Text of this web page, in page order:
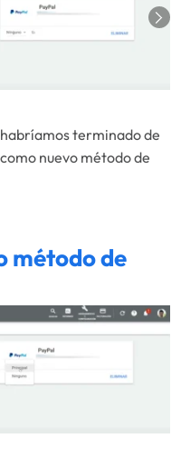
terminado de
nuevo método de
método de